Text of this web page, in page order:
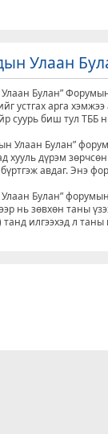
Улаан
Булан”
устгах арга
суурь биш тул ТББ
Улаан Булан”
хууль дүрэм
авдаг. Энэ
Булан”
нь зөвхөн таны
танд илгээхэд л